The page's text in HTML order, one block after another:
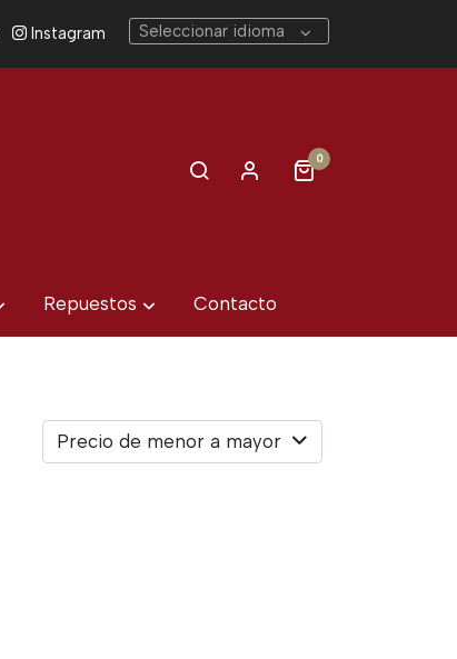
Instagram Seleccionar idioma
0
Repuestos Contacto
Precio de menor a mayor